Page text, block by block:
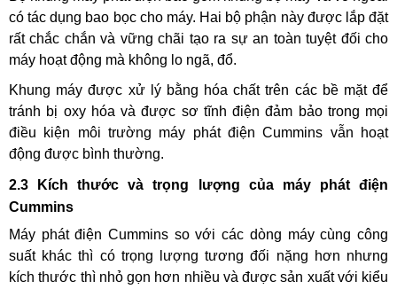
có tác dụng bao bọc cho máy. Hai bộ phận này được lắp đặt
rất chắc chắn và vững chãi tạo ra sự an toàn tuyệt đối cho
máy hoạt động mà không lo ngã, đổ.
Khung máy được xử lý bằng hóa chất trên các bề mặt để
tránh bị oxy hóa và được sơ tĩnh điện đảm bảo trong mọi
điều kiện môi trường máy phát điện Cummins vẫn hoạt
động được bình thường.
2.3 Kích thước và trọng lượng của máy phát điện
Cummins
Máy phát điện Cummins so với các dòng máy cùng công
suất khác thì có trọng lượng tương đối nặng hơn nhưng
kích thước thì nhỏ gọn hơn nhiều và được sản xuất với kiểu